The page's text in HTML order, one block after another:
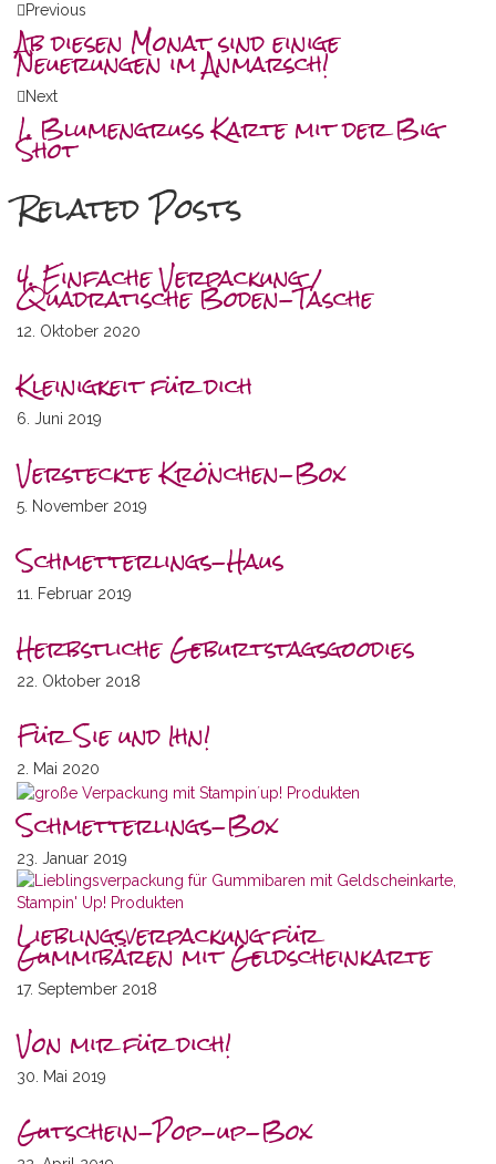
Previous
Ab diesen Monat sind einige
Neuerungen im Anmarsch!
Next
1. Blumengruss Karte mit der Big
Shot
Related Posts
4. Einfache Verpackung /
Quadratische Boden-Tasche
12. Oktober 2020
Kleinigkeit für dich
6. Juni 2019
Versteckte Krönchen-Box
5. November 2019
Schmetterlings-Haus
11. Februar 2019
Herbstliche Geburtstagsgoodies
22. Oktober 2018
Für Sie und Ihn!
2. Mai 2020
Schmetterlings-Box
23. Januar 2019
Lieblingsverpackung für
Gummibären mit Geldscheinkarte
17. September 2018
Von mir für dich!
30. Mai 2019
Gutschein-Pop-up-Box